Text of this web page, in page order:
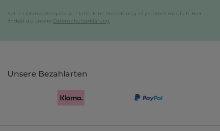
Keine Datenweitergabe an Dritte. Eine Abmeldung ist jederzeit möglich. Hier
findest du unsere Datenschutzerklärung
Unsere Bezahlarten